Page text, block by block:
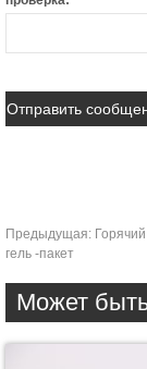
Предыдущая:
гель -пакет
Может